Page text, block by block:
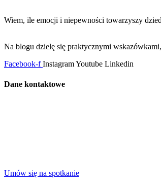
Wiem, ile emocji i niepewności towarzyszy
Na blogu dzielę się praktycznymi
Facebook-f InstagramYoutube Linkedin
Dane kontaktowe
Umów się na spotkanie